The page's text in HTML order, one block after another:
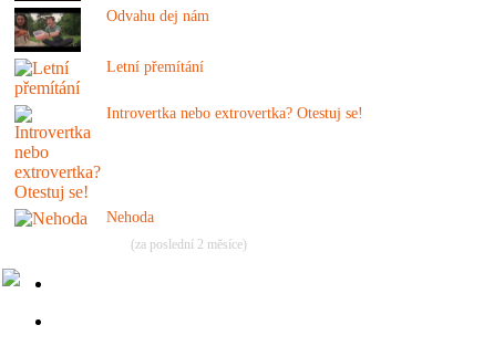
Odvahu dej nám
Letní přemítání
Introvertka nebo extrovertka? Otestuj se!
Nehoda
(za poslední 2 měsíce)